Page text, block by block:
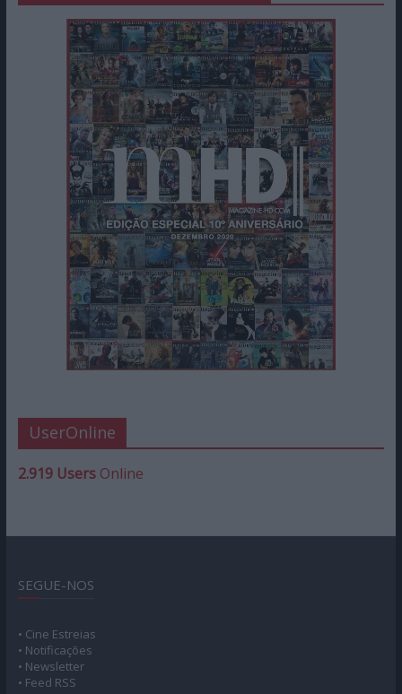
UserOnline
2.919 UsersOnline
SEGUE-NOS
• Cine Estreias
• Notificações
• Newsletter
• Feed RSS